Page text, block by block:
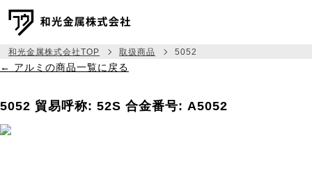
和光金属株式会社TOP 取扱商品 5052
← アルミの商品一覧に戻る
5052 貿易呼称: 52S 合金番号: A5052